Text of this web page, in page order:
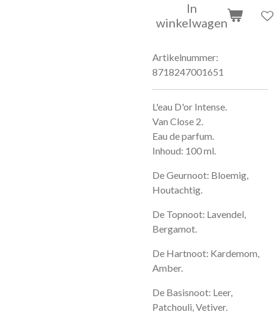
In
winkelwagen
Artikelnummer:
8718247001651
L'eau D'or Intense.
Van Close 2.
Eau de parfum.
Inhoud: 100 ml.
De Geurnoot: Bloemig,
Houtachtig.
De Topnoot: Lavendel,
Bergamot.
De Hartnoot: Kardemom,
Amber.
De Basisnoot: Leer,
Patchouli, Vetiver.